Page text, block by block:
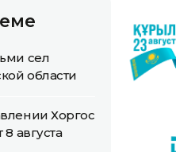
сел
области
Хоргос
августа